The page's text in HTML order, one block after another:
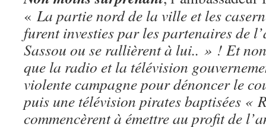
« La partie nord de la ville et les
furent investies par les partenaires de
Sassou ou se rallièrent à lui.. » ! Et
que la radio et la télévision
violente campagne pour dénoncer le
puis une télévision pirates baptisées «
commencèrent à émettre au profit de